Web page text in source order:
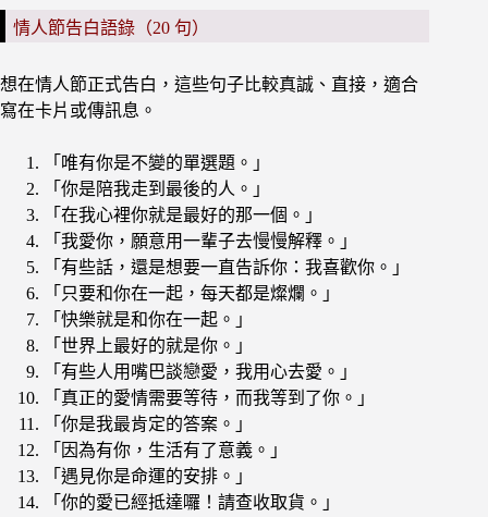
情人節告白語錄（20 句）
想在情人節正式告白，這些句子比較真誠、直接，適合
寫在卡片或傳訊息。
「唯有你是不變的單選題。」
「你是陪我走到最後的人。」
「在我心裡你就是最好的那一個。」
「我愛你，願意用一輩子去慢慢解釋。」
「有些話，還是想要一直告訴你：我喜歡你。」
「只要和你在一起，每天都是燦爛。」
「快樂就是和你在一起。」
「世界上最好的就是你。」
「有些人用嘴巴談戀愛，我用心去愛。」
「真正的愛情需要等待，而我等到了你。」
「你是我最肯定的答案。」
「因為有你，生活有了意義。」
「遇見你是命運的安排。」
「你的愛已經抵達囉！請查收取貨。」